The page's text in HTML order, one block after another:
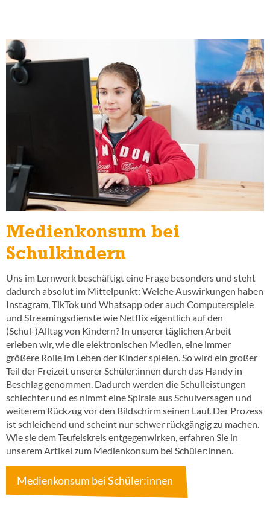
Medienkonsum bei
Schulkindern
Uns im Lernwerk beschäftigt eine Frage besonders und steht
dadurch absolut im Mittelpunkt: Welche Auswirkungen haben
Instagram, TikTok und Whatsapp oder auch Computerspiele
und Streamingsdienste wie Netflix eigentlich auf den
(Schul-)Alltag von Kindern? In unserer täglichen Arbeit
erleben wir, wie die elektronischen Medien, eine immer
größere Rolle im Leben der Kinder spielen. So wird ein großer
Teil der Freizeit unserer Schüler:innen durch das Handy in
Beschlag genommen. Dadurch werden die Schulleistungen
schlechter und es nimmt eine Spirale aus Schulversagen und
weiterem Rückzug vor den Bildschirm seinen Lauf. Der Prozess
ist schleichend und scheint nur schwer rückgängig zu machen.
Wie sie dem Teufelskreis entgegenwirken, erfahren Sie in
unserem Artikel zum Medienkonsum bei Schüler:innen.
Medienkonsum bei Schüler:innen